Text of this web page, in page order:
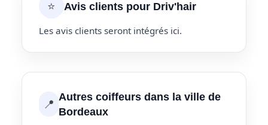
⭐ Avis clients pour Driv'hair
Les avis clients seront intégrés ici.
📍 Autres coiffeurs dans la ville de
Bordeaux